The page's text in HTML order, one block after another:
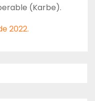
(Karbe).
2022.